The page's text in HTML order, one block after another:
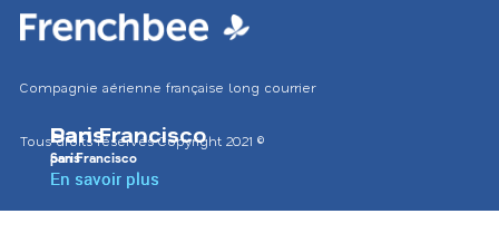
Paris
paris
En savoir plus
San Francisco
San Francisco
En savoir plus
Compagnie aérienne française long courrier
Tous droits réservésCopyright 2021 ©